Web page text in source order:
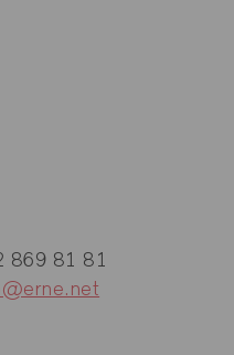
869 81 81